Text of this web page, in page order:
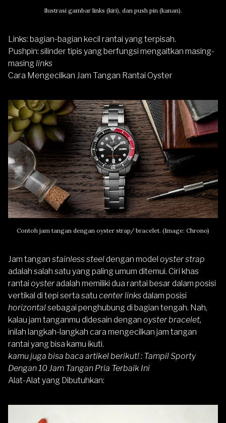
Ilustrasi gambar links (kiri), dan push pin (kanan).
Links: bagian-bagian kecil rantai yang terpisah.
Pushpin: silinder tipis yang berfungsi mengaitkan masing-
masing links
Cara Mengecilkan Jam Tangan Rantai Oyster
Contoh jam tangan dengan oyster strap/ bracelet. (Image: Chrono)
Jam tangan stainless steeldengan model oyster strap
adalah salah satu yang paling umum ditemui. Ciri khas
rantai oysteradalah memiliki dua rantai besar dalam posisi
vertikal di tepi serta satu center linksdalam posisi
horizontalsebagai penghubung di bagian tengah. Nah,
kalau jam tanganmu didesain dengan oyster bracelet,
inilah langkah-langkah cara mengecilkan jam tangan
rantai yang bisa kamu ikuti.
kamu juga bisa baca artikel berikut! : Tampil Sporty
Dengan 10 Jam Tangan Pria Terbaik Ini
Alat-Alat yang Dibutuhkan: